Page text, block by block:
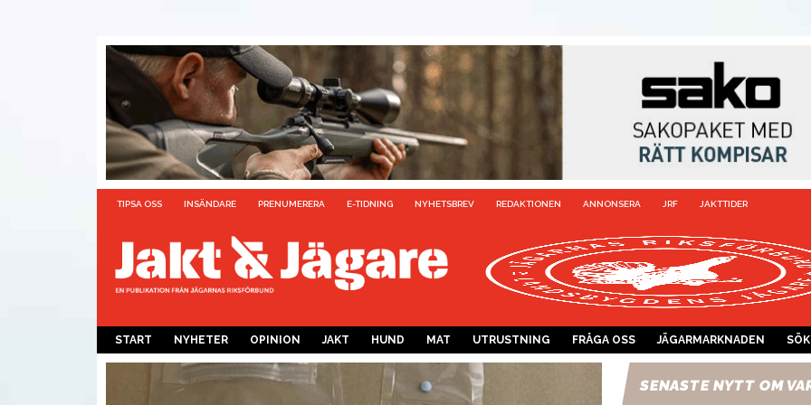
TIPSA OSS INSÄNDARE PRENUMERERA E-TIDNING NYHETSBREV REDAKTIONEN ANNONSERA JRF JAKTTIDER
START NYHETER OPINION JAKT HUND MAT UTRUSTNING FRÅGA OSS JÄGARMARKNADEN SÖK
SENASTE NYTT OM